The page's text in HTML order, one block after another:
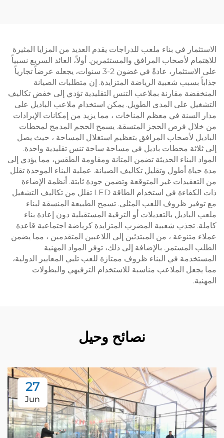
الاستثمار في بناء ملعب للدراجات يقدم العديد من المزايا المثيرة
للاهتمام لأصحاب المرافق والمستثمرين. أولاً، العائد السريع نسبياً
على الاستثمار، عادةً في غضون 2-3 سنوات، يجعله عرضاً تجارياً
جذاباً بسبب شعبية الرياضة المتزايدة. إن متطلبات الصيانة
المنخفضة مقارنة بملاعب التنس التقليدية تؤدي إلى خفض تكاليف
التشغيل على المدى الطويل. يمكن استخدام ملاعب الباديل على
مدار السنة في معظم المناخات ، مما يزيد من إمكانات الإيرادات
من خلال فرص الحجز المتسقة. يسمح الحجم المدمج لمحطات
الباديل لأصحاب المرافق بتعظيم استغلال المساحة ، حيث يصل
إلى ثلاثة محطات باديل في مساحة ساحة تنس تقليدية واحدة.
المواد البناء الحديثة تضمن المتانة ومقاومة الطقس، مما يؤدي إلى
مدة حياة أطول وتقليل تكاليف الصيانة. عملية البناء الموحدة تقلل
من التعقيدات غير المتوقعة وتضمن جودة ثابتة. أنظمة الإضاءة
ذات الكفاءة في استخدام الطاقة LED تقلل من تكاليف التشغيل
مع توفير ظروف اللعب المثلى. تسمح الطبيعة المنسقة لبناء
ملعب الباديل بالتعديلات أو الترقية المستقبلية دون إعادة بناء
كاملة. تجذب شعبية المضرب المتزايدة كرياضة اجتماعية قاعدة
عملاء متنوعة ، من المبتدئين إلى اللاعبين المتقدمين ، مما يضمن
الطلب المستمر. بالإضافة إلى ذلك، توفر المواد المهنية
المستخدمة في البناء ظروف ممتازة للعب تلبي المعايير الدولية،
مما يجعل الملاعب مناسبة للاستخدام الترفيهي والبطولات
المهنية.
نصائح وحيل
27
Jun